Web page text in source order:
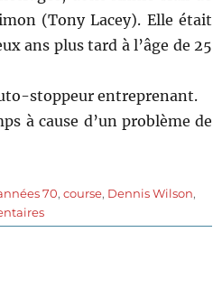
(Tony Lacey). Elle était
ans plus tard à l’âge de 25
stoppeur entreprenant.
à cause d’un problème de
70,course, Dennis Wilson,
sur
Macadam